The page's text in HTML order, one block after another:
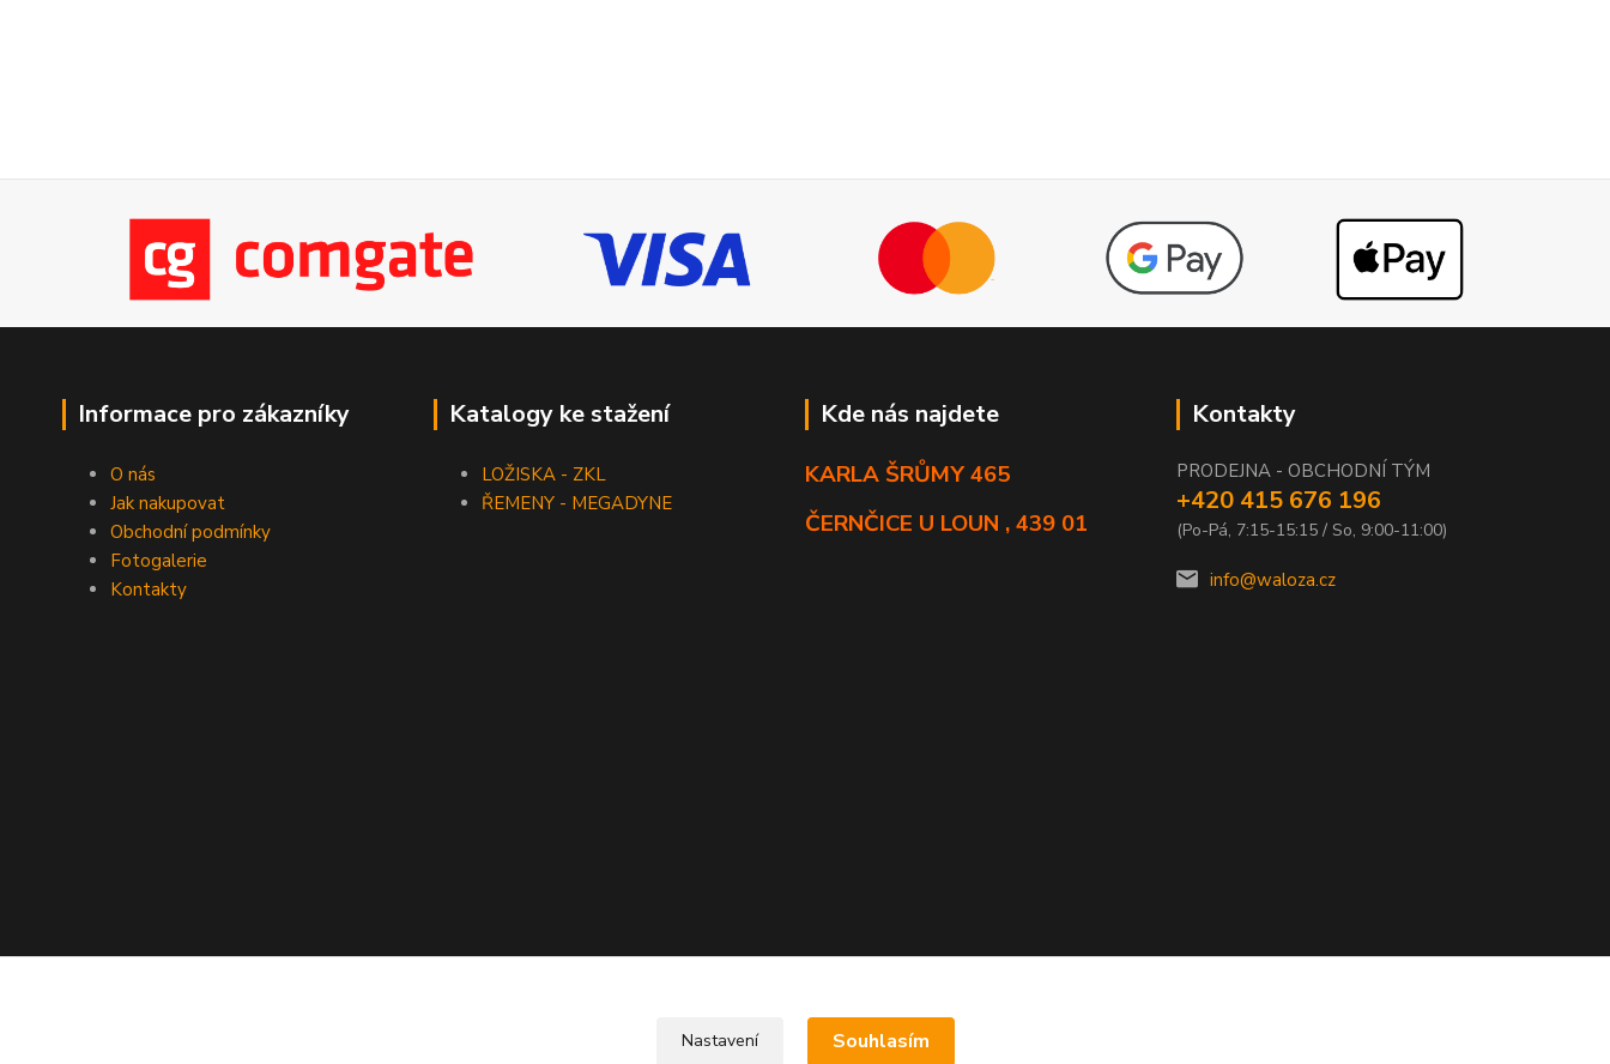
Informace pro zákazníky
O nás
Jak nakupovat
Obchodní podmínky
Fotogalerie
Kontakty
Katalogy ke stažení
LOŽISKA - ZKL
ŘEMENY - MEGADYNE
Kde nás najdete
KARLA ŠRŮMY 465
ČERNČICE U LOUN , 439 01
Kontakty
PRODEJNA - OBCHODNÍ TÝM
+420 415 676 196
(Po-Pá, 7:15-15:15 / So, 9:00-11:00)
info@waloza.cz
Nastavení Souhlasím